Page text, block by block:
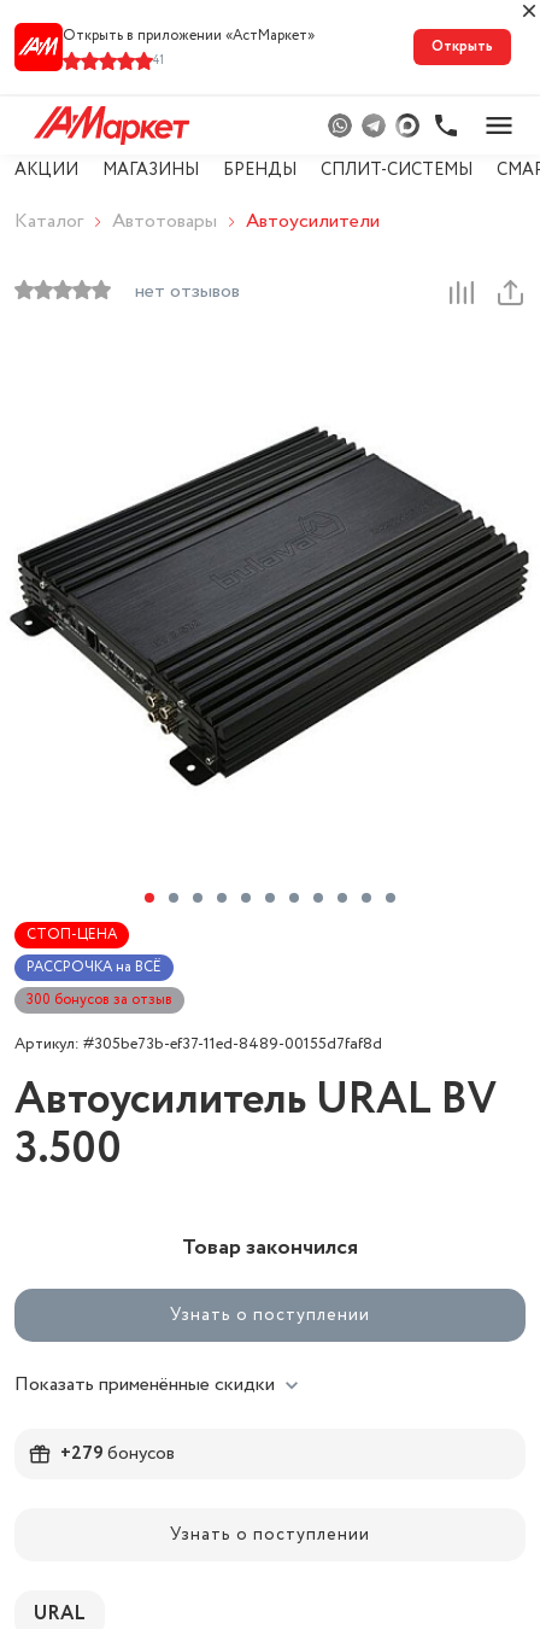
Открыть в приложении «АстМарке‪т‬»
41
Открыть
АКЦИИ МАГАЗИНЫ БРЕНДЫ СПЛИТ-СИСТЕМЫ
Каталог Автотовары Автоусилители
нет отзывов
СТОП-ЦЕНА
РАССРОЧКА на ВСЁ
300 бонусов за отзыв
Артикул: #305be73b-ef37-11ed-8489-00155d7faf8d
Автоусилитель URAL BV
3.500
Товар закончился
Узнать о поступлении
Показать применённые скидки
+279бонусов
Узнать о поступлении
URAL